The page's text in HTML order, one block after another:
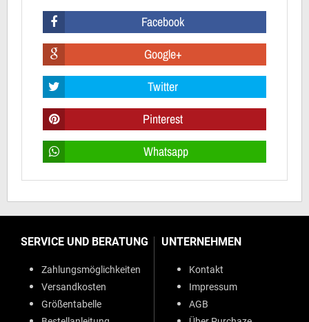
Facebook
Google+
Twitter
Pinterest
Whatsapp
SERVICE UND BERATUNG
Zahlungsmöglichkeiten
Versandkosten
Größentabelle
UNTERNEHMEN
Kontakt
Impressum
AGB